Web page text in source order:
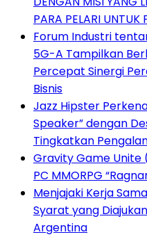
PARA PELARI UNTUK
Forum Industri
5G-A Tampilkan
Percepat Sinergi
Bisnis
Jazz Hipster
Speaker” dengan
Tingkatkan
Gravity Game Unite
PC MMORPG
Menjajaki Kerja
Syarat yang
Argentina